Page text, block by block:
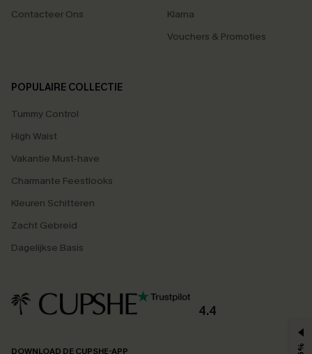
Contacteer Ons
Klarna
Vouchers & Promoties
POPULAIRE COLLECTIE
Tummy Control
High Waist
Vakantie Must-have
Charmante Feestlooks
Kleuren Schitteren
Zacht Gebreid
Dagelijkse Basis
4.4
DOWNLOAD DE CUPSHE-APP